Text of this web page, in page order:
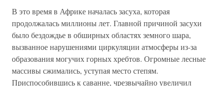
В это время в Африке началась засуха, которая
продолжалась миллионы лет. Главной причиной засухи
было бездождье в обширных областях земного шара,
вызванное нарушениями циркуляции атмосферы из-за
образования могучих горных хребтов. Огромные лесные
массивы сжимались, уступая место степям.
Приспособившись к саванне, чрезвычайно увеличил